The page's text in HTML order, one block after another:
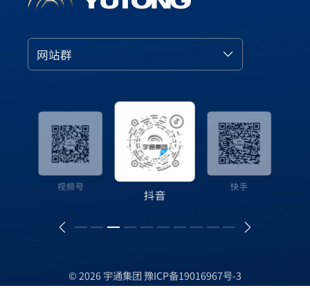
网站群
视频号 抖音 快手
© 2026 宇通集团豫ICP备19016967号-3